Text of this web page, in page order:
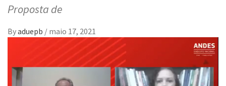
Proposta de
Byaduepb / maio 17, 2021